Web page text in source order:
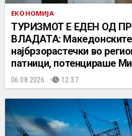
ЕКОНОМИЈА
ТУРИЗМОТ Е ЕДЕН ОД
ВЛАДАТА:
најбрзорастечки во
патници, потенцираше
06.08.2026. 12:37